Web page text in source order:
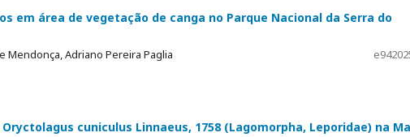
em área de vegetação de canga no Parque Nacional da Serra do
Mendonça, Adriano Pereira Paglia
cuniculus Linnaeus, 1758 (Lagomorpha, Leporidae) na